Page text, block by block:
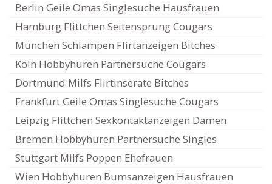
Berlin Geile Omas Singlesuche Hausfrauen
Hamburg Flittchen Seitensprung Cougars
München Schlampen Flirtanzeigen Bitches
Köln Hobbyhuren Partnersuche Cougars
Dortmund Milfs Flirtinserate Bitches
Frankfurt Geile Omas Singlesuche Cougars
Leipzig Flittchen Sexkontaktanzeigen Damen
Bremen Hobbyhuren Partnersuche Singles
Stuttgart Milfs Poppen Ehefrauen
Wien Hobbyhuren Bumsanzeigen Hausfrauen